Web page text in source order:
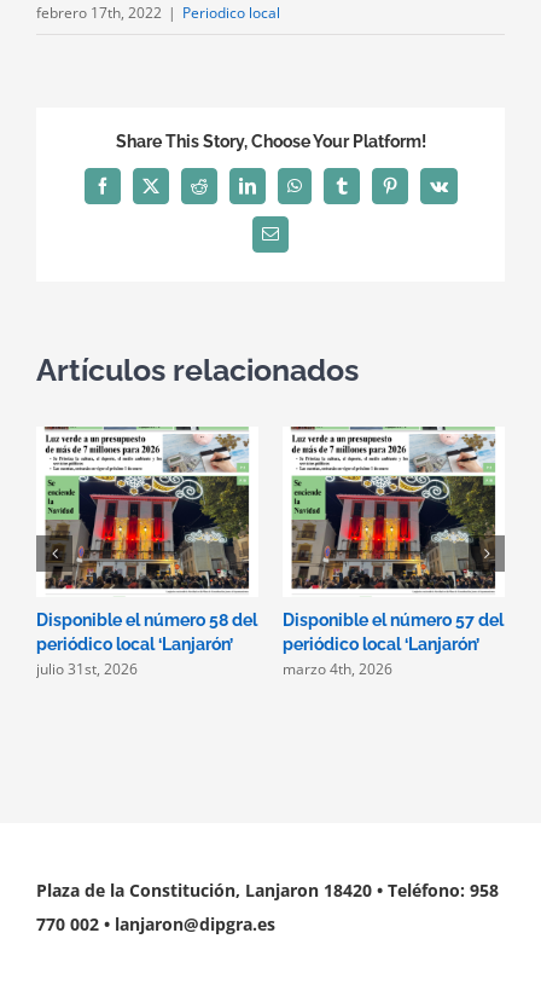
febrero 17th, 2022 | Periodico local
Share This Story, Choose Your Platform!
Facebook
X Reddit LinkedInWhatsAppTumblrPinterest
Vk
Correo
electrónico
Artículos relacionados
Disponible el número 58 del
periódico local ‘Lanjarón’
julio 31st, 2026
Disponible el número 57 del
periódico local ‘Lanjarón’
marzo 4th, 2026
Plaza de la Constitución, Lanjaron 18420 • Teléfono: 958
770 002 • lanjaron@dipgra.es